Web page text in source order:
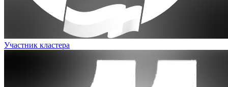
Участник кластера